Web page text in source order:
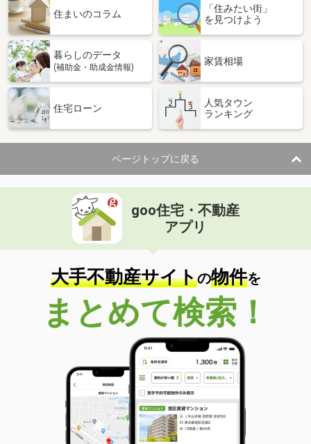
住まいのコラム
「住みたい街」
を見つけよう
暮らしのデータ
(補助金・助成金情報)
家賃相場
住宅ローン
人気タウン
ランキング
ページトップに戻る
goo住宅・不動産
アプリ
大手不動産サイトの物件を
まとめて検索！